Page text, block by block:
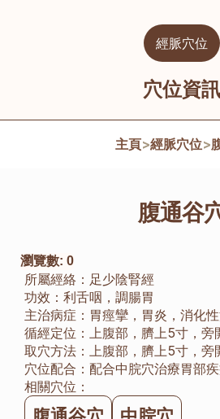
經脈穴位
穴位資訊
主頁>經脈穴位>
腹通谷
瀏覽數: 0
所屬經絡： 足少陰腎經
功效： 利舌咽，調腸胃
主治病症： 胃痙攣，胃炎，消化
循經定位： 上腹部，臍上5寸，旁
取穴方法： 上腹部，臍上5寸，旁
穴位配合： 配合中脘穴治療胃部
相關穴位：